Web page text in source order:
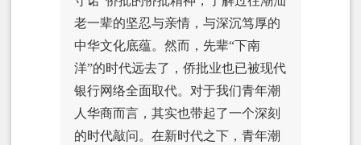
老一辈的坚忍与亲情，与深沉笃厚的
中华文化底蕴。然而，先辈“下南
洋”的时代远去了，侨批业也已被现代
银行网络全面取代。对于我们青年潮
人华商而言，其实也带起了一个深刻
的时代敲问。在新时代之下，青年潮